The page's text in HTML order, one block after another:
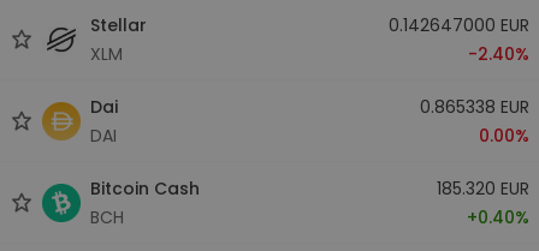
Stellar
XLM
0.142647000 EUR
-2.40%
Dai
DAI
0.865338 EUR
0.00%
Bitcoin Cash
BCH
185.320 EUR
+0.40%